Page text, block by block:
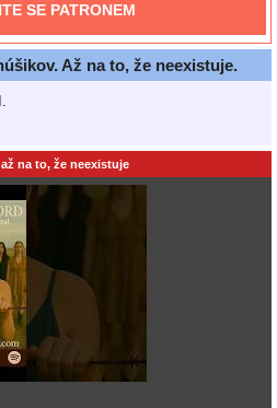
SE PATRONEM
Až na to, že neexistuje.
na to, že neexistuje